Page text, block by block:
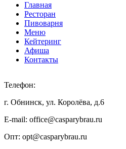
Главная
Ресторан
Пивоварня
Меню
Кейтеринг
Афиша
Контакты
Телефон:
г. Обнинск, ул. Королёва, д.6
E-mail: office@casparybrau.ru
Опт: opt@casparybrau.ru